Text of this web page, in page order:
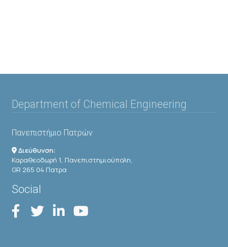
Department of Chemical Engineering
Πανεπιστήμιο Πατρών
Διεύθυνση:
Καραθεοδωρή 1, Πανεπιστημιούπολη,
GR 265 04 Πατρα
Social